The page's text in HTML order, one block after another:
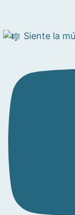
Siente la